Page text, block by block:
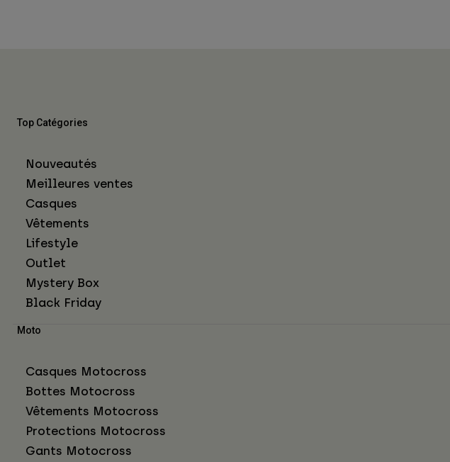
Top Catégories
Nouveautés
Meilleures ventes
Casques
Vêtements
Lifestyle
Outlet
Mystery Box
Black Friday
Moto
Casques Motocross
Bottes Motocross
Vêtements Motocross
Protections Motocross
Gants Motocross